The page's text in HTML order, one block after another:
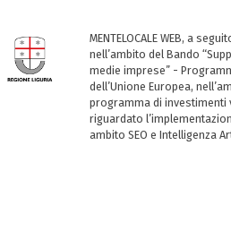
MENTELOCALE WEB, a
nell’ambito del Bando
medie imprese” -
dell’Unione Europea,
programma di investimenti
riguardato
ambito SEO e Intelligenza